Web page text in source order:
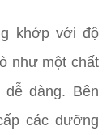
khớp với độ
như một chất
dàng. Bên
các dưỡng